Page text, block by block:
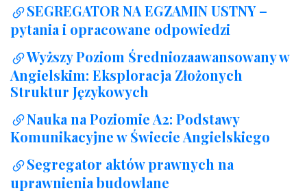
SEGREGATOR NA EGZAMIN USTNY –
pytania i opracowane odpowiedzi
Wyższy Poziom Średniozaawansowany w
Angielskim: Eksploracja Złożonych
Struktur Językowych
Nauka na Poziomie A2: Podstawy
Komunikacyjne w Świecie Angielskiego
Segregator aktów prawnych na
uprawnienia budowlane